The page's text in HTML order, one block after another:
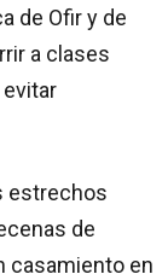
de Ofir y de
a clases
estrechos
de
casamiento en